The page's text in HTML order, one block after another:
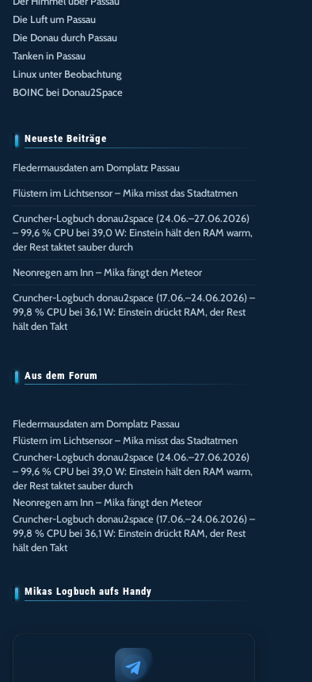
Die Luft um Passau
Die Donau durch Passau
Tanken in Passau
Linux unter Beobachtung
BOINC bei Donau2Space
Neueste Beiträge
Fledermausdaten am Domplatz Passau
Flüstern im Lichtsensor – Mika misst das Stadtatmen
Cruncher-Logbuch donau2space (24.06.–27.06.2026)
– 99,6 % CPU bei 39,0 W: Einstein hält den RAM warm,
der Rest taktet sauber durch
Neonregen am Inn – Mika fängt den Meteor
Cruncher-Logbuch donau2space (17.06.–24.06.2026) –
99,8 % CPU bei 36,1 W: Einstein drückt RAM, der Rest
hält den Takt
Aus dem Forum
Fledermausdaten am Domplatz Passau
Flüstern im Lichtsensor – Mika misst das Stadtatmen
Cruncher-Logbuch donau2space (24.06.–27.06.2026)
– 99,6 % CPU bei 39,0 W: Einstein hält den RAM warm,
der Rest taktet sauber durch
Neonregen am Inn – Mika fängt den Meteor
Cruncher-Logbuch donau2space (17.06.–24.06.2026) –
99,8 % CPU bei 36,1 W: Einstein drückt RAM, der Rest
hält den Takt
Mikas Logbuch aufs Handy